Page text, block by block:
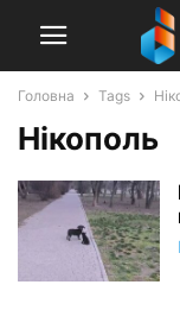
Головна Tags
Нікополь